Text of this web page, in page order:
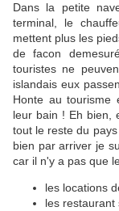
Dans la petite
terminal, le
mettent plus les
de facon
touristes ne
islandais eux
Honte au tourisme
leur bain ! Eh bien,
tout le reste du
bien par arriver je
car il n'y a pas que
les locations
les restaurant